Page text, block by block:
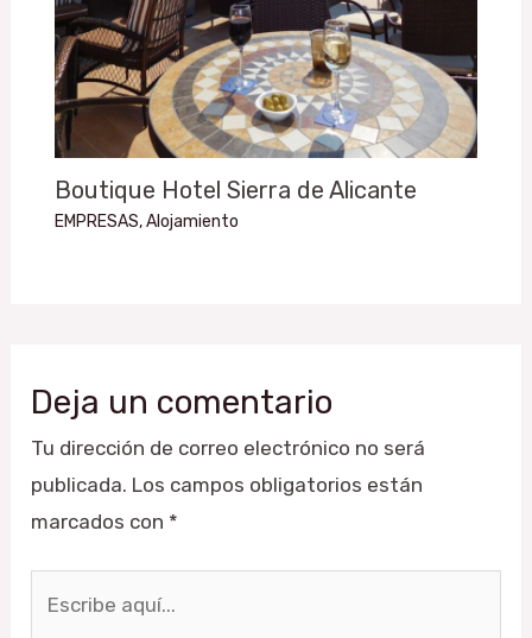
Boutique Hotel Sierra de Alicante
EMPRESAS,Alojamiento
Deja un comentario
Tu dirección de correo electrónico no será
publicada. Los campos obligatorios están
marcados con *